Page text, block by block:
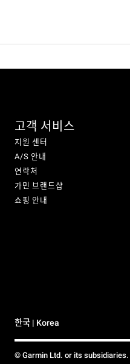
고객 서비스
지원 센터
A/S 안내
연락처
가민 브랜드샵
쇼핑 안내
한국 | Korea
© Garmin Ltd. or its